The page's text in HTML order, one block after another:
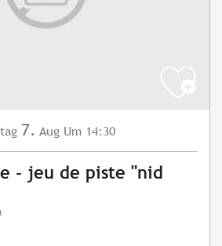
7. Aug Um 14:30
- jeu de piste "nid